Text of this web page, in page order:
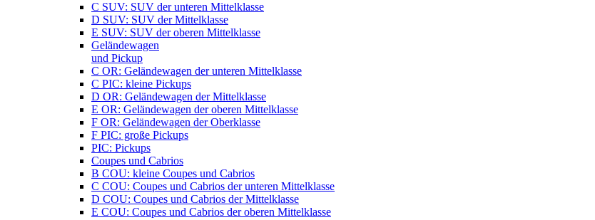
C SUV: SUV der unteren Mittelklasse
D SUV: SUV der Mittelklasse
E SUV: SUV der oberen Mittelklasse
Geländewagen
und Pickup
C OR: Geländewagen der unteren Mittelklasse
C PIC: kleine Pickups
D OR: Geländewagen der Mittelklasse
E OR: Geländewagen der oberen Mittelklasse
F OR: Geländewagen der Oberklasse
F PIC: große Pickups
PIC: Pickups
Coupes und Cabrios
B COU: kleine Coupes und Cabrios
C COU: Coupes und Cabrios der unteren Mittelklasse
D COU: Coupes und Cabrios der Mittelklasse
E COU: Coupes und Cabrios der oberen Mittelklasse